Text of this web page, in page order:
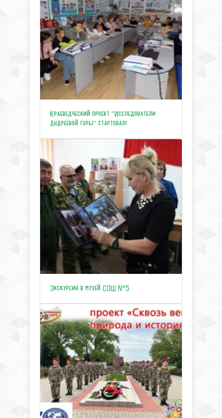
Краеведческий проект "Исследователи
Андреевой горы" стартовал!
Экскурсия в музей СОШ №5